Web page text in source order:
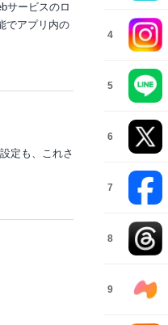
サービスのロ
でアプリ内の
定も、これさ
4
5
6
7
8
9